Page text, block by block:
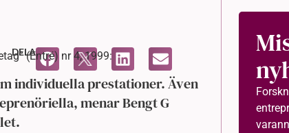
DELA(Entré) nr 4, 1999:
individuella prestationer. Även
menar Bengt G